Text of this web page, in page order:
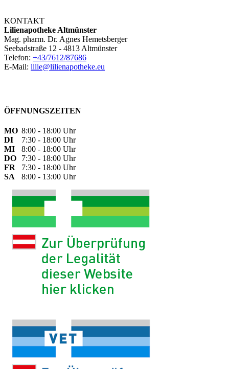
KONTAKT
Lilienapotheke Altmünster
Mag. pharm. Dr. Agnes Hemetsberger
Seebadstraße 12 - 4813 Altmünster
Telefon: +43/7612/87686
E-Mail: lilie@lilienapotheke.eu
ÖFFNUNGSZEITEN
MO 8:00 - 18:00 Uhr
DI
7:30 - 18:00 Uhr
MI
8:00 - 18:00 Uhr
DO
7:30 - 18:00 Uhr
FR
7:30 - 18:00 Uhr
SA
8:00 - 13:00 Uhr